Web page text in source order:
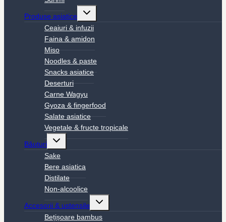
Produse asiatice
Toggle
menu
Ceaiuri & infuzii
Faina & amidon
Miso
Noodles & paste
Snacks asiatice
Deserturi
Carne Wagyu
Gyoza & fingerfood
Salate asiatice
Vegetale & fructe tropicale
Băuturi
Toggle
menu
Sake
Bere asiatica
Distilate
Non-alcoolice
Accesorii & ustensile
Toggle
menu
Bețișoare bambus